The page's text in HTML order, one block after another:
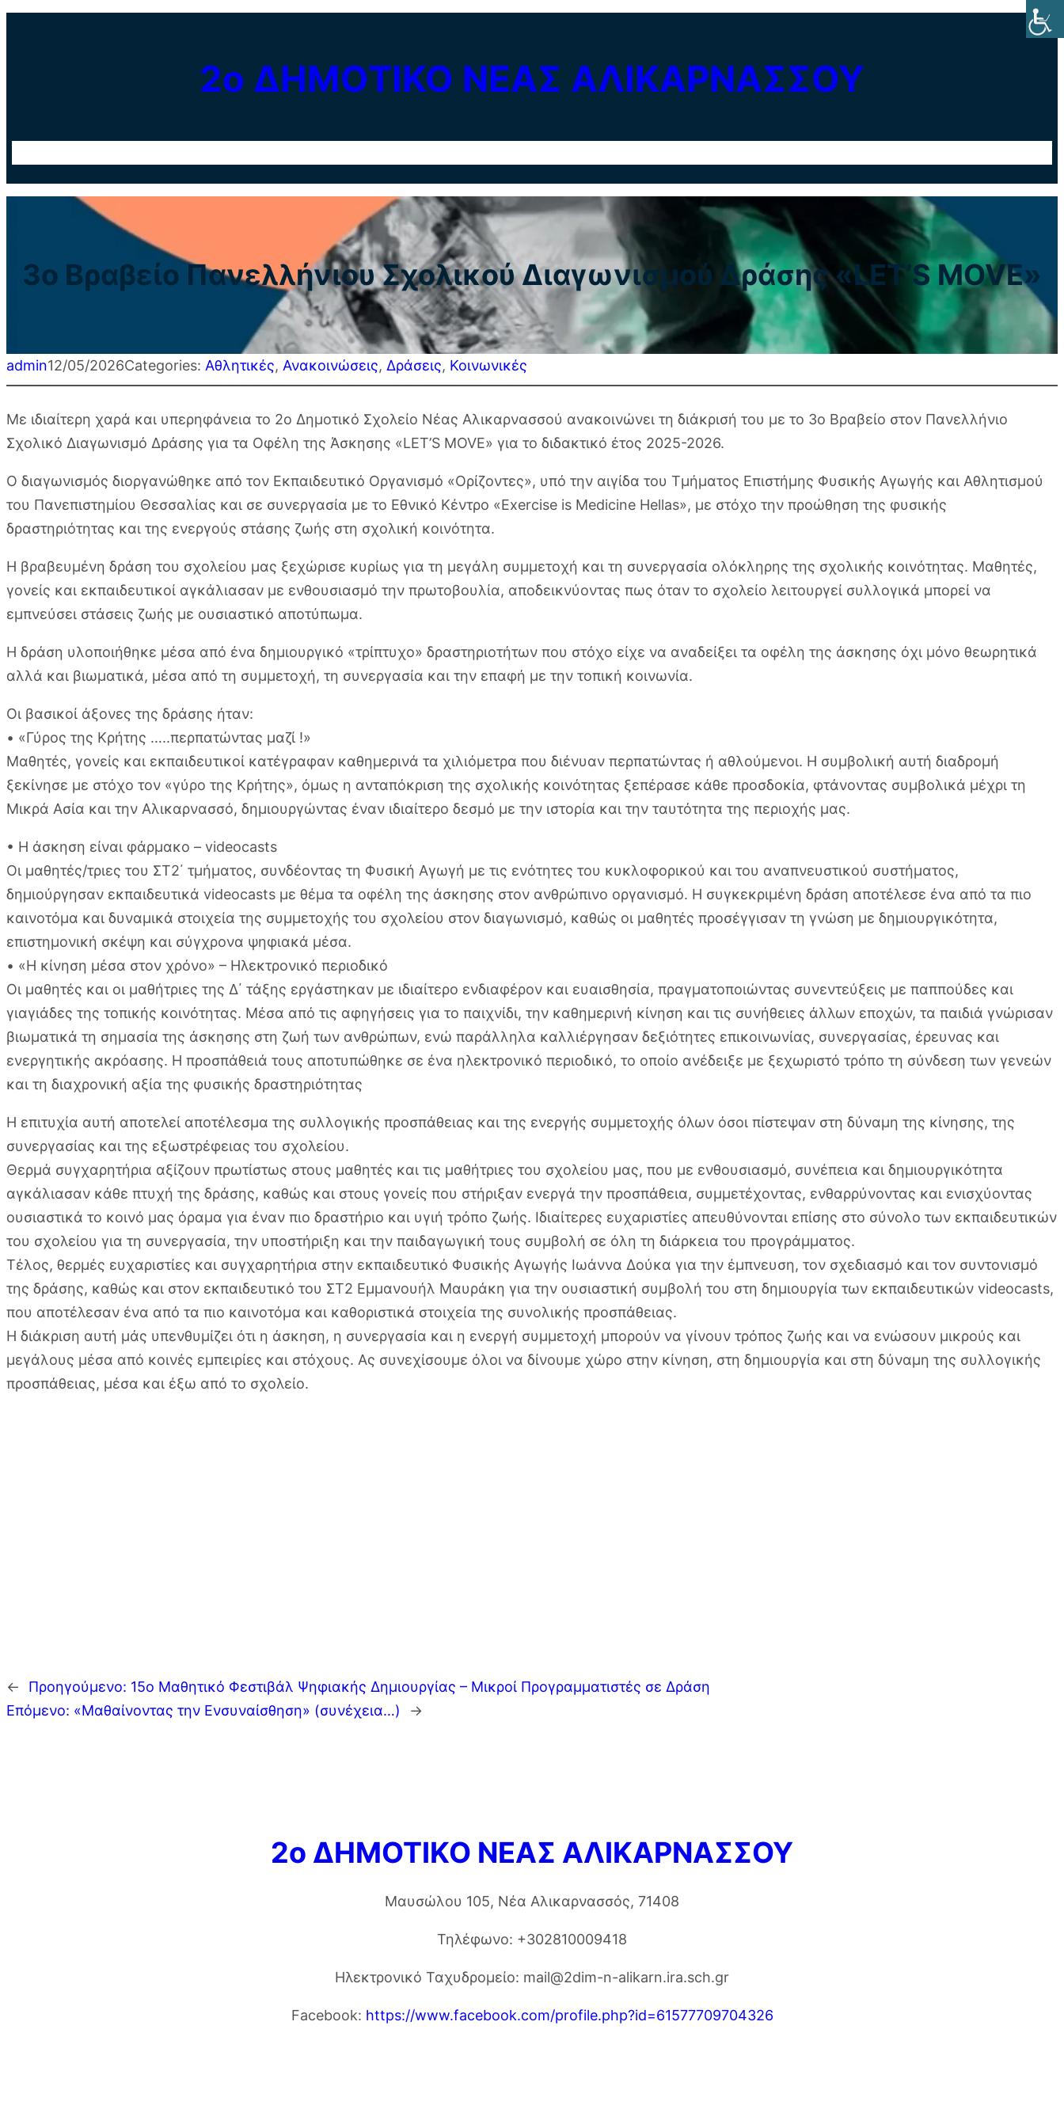
2ο ΔΗΜΟΤΙΚΟ ΝΕΑΣ ΑΛΙΚΑΡΝΑΣΣΟΥ
3ο Βραβείο Πανελλήνιου Σχολικού Διαγωνισμού Δράσης «LET’S MOVE»
admin12/05/2026Categories: Αθλητικές, Ανακοινώσεις, Δράσεις, Κοινωνικές
Με ιδιαίτερη χαρά και υπερηφάνεια το 2ο Δημοτικό Σχολείο Νέας Αλικαρνασσού ανακοινώνει τη διάκρισή του με το 3ο Βραβείο στον Πανελλήνιο
Σχολικό Διαγωνισμό Δράσης για τα Οφέλη της Άσκησης «LET’S MOVE» για το διδακτικό έτος 2025-2026.
Ο διαγωνισμός διοργανώθηκε από τον Εκπαιδευτικό Οργανισμό «Ορίζοντες», υπό την αιγίδα του Τμήματος Επιστήμης Φυσικής Αγωγής και Αθλητισμού
του Πανεπιστημίου Θεσσαλίας και σε συνεργασία με το Εθνικό Κέντρο «Exercise is Medicine Hellas», με στόχο την προώθηση της φυσικής
δραστηριότητας και της ενεργούς στάσης ζωής στη σχολική κοινότητα.
Η βραβευμένη δράση του σχολείου μας ξεχώρισε κυρίως για τη μεγάλη συμμετοχή και τη συνεργασία ολόκληρης της σχολικής κοινότητας. Μαθητές,
γονείς και εκπαιδευτικοί αγκάλιασαν με ενθουσιασμό την πρωτοβουλία, αποδεικνύοντας πως όταν το σχολείο λειτουργεί συλλογικά μπορεί να
εμπνεύσει στάσεις ζωής με ουσιαστικό αποτύπωμα.
Η δράση υλοποιήθηκε μέσα από ένα δημιουργικό «τρίπτυχο» δραστηριοτήτων που στόχο είχε να αναδείξει τα οφέλη της άσκησης όχι μόνο θεωρητικά
αλλά και βιωματικά, μέσα από τη συμμετοχή, τη συνεργασία και την επαφή με την τοπική κοινωνία.
Οι βασικοί άξονες της δράσης ήταν:
• «Γύρος της Κρήτης …..περπατώντας μαζί !»
Μαθητές, γονείς και εκπαιδευτικοί κατέγραφαν καθημερινά τα χιλιόμετρα που διένυαν περπατώντας ή αθλούμενοι. Η συμβολική αυτή διαδρομή
ξεκίνησε με στόχο τον «γύρο της Κρήτης», όμως η ανταπόκριση της σχολικής κοινότητας ξεπέρασε κάθε προσδοκία, φτάνοντας συμβολικά μέχρι τη
Μικρά Ασία και την Αλικαρνασσό, δημιουργώντας έναν ιδιαίτερο δεσμό με την ιστορία και την ταυτότητα της περιοχής μας.
• Η άσκηση είναι φάρμακο – videocasts
Οι μαθητές/τριες του ΣΤ2΄ τμήματος, συνδέοντας τη Φυσική Αγωγή με τις ενότητες του κυκλοφορικού και του αναπνευστικού συστήματος,
δημιούργησαν εκπαιδευτικά videocasts με θέμα τα οφέλη της άσκησης στον ανθρώπινο οργανισμό. Η συγκεκριμένη δράση αποτέλεσε ένα από τα πιο
καινοτόμα και δυναμικά στοιχεία της συμμετοχής του σχολείου στον διαγωνισμό, καθώς οι μαθητές προσέγγισαν τη γνώση με δημιουργικότητα,
επιστημονική σκέψη και σύγχρονα ψηφιακά μέσα.
• «Η κίνηση μέσα στον χρόνο» – Ηλεκτρονικό περιοδικό
Οι μαθητές και οι μαθήτριες της Δ΄ τάξης εργάστηκαν με ιδιαίτερο ενδιαφέρον και ευαισθησία, πραγματοποιώντας συνεντεύξεις με παππούδες και
γιαγιάδες της τοπικής κοινότητας. Μέσα από τις αφηγήσεις για το παιχνίδι, την καθημερινή κίνηση και τις συνήθειες άλλων εποχών, τα παιδιά γνώρισαν
βιωματικά τη σημασία της άσκησης στη ζωή των ανθρώπων, ενώ παράλληλα καλλιέργησαν δεξιότητες επικοινωνίας, συνεργασίας, έρευνας και
ενεργητικής ακρόασης. Η προσπάθειά τους αποτυπώθηκε σε ένα ηλεκτρονικό περιοδικό, το οποίο ανέδειξε με ξεχωριστό τρόπο τη σύνδεση των γενεών
και τη διαχρονική αξία της φυσικής δραστηριότητας
Η επιτυχία αυτή αποτελεί αποτέλεσμα της συλλογικής προσπάθειας και της ενεργής συμμετοχής όλων όσοι πίστεψαν στη δύναμη της κίνησης, της
συνεργασίας και της εξωστρέφειας του σχολείου.
Θερμά συγχαρητήρια αξίζουν πρωτίστως στους μαθητές και τις μαθήτριες του σχολείου μας, που με ενθουσιασμό, συνέπεια και δημιουργικότητα
αγκάλιασαν κάθε πτυχή της δράσης, καθώς και στους γονείς που στήριξαν ενεργά την προσπάθεια, συμμετέχοντας, ενθαρρύνοντας και ενισχύοντας
ουσιαστικά το κοινό μας όραμα για έναν πιο δραστήριο και υγιή τρόπο ζωής. Ιδιαίτερες ευχαριστίες απευθύνονται επίσης στο σύνολο των εκπαιδευτικών
του σχολείου για τη συνεργασία, την υποστήριξη και την παιδαγωγική τους συμβολή σε όλη τη διάρκεια του προγράμματος.
Τέλος, θερμές ευχαριστίες και συγχαρητήρια στην εκπαιδευτικό Φυσικής Αγωγής Ιωάννα Δούκα για την έμπνευση, τον σχεδιασμό και τον συντονισμό
της δράσης, καθώς και στον εκπαιδευτικό του ΣΤ2 Εμμανουήλ Μαυράκη για την ουσιαστική συμβολή του στη δημιουργία των εκπαιδευτικών videocasts,
που αποτέλεσαν ένα από τα πιο καινοτόμα και καθοριστικά στοιχεία της συνολικής προσπάθειας.
Η διάκριση αυτή μάς υπενθυμίζει ότι η άσκηση, η συνεργασία και η ενεργή συμμετοχή μπορούν να γίνουν τρόπος ζωής και να ενώσουν μικρούς και
μεγάλους μέσα από κοινές εμπειρίες και στόχους. Ας συνεχίσουμε όλοι να δίνουμε χώρο στην κίνηση, στη δημιουργία και στη δύναμη της συλλογικής
προσπάθειας, μέσα και έξω από το σχολείο.
← Προηγούμενο: 15ο Μαθητικό Φεστιβάλ Ψηφιακής Δημιουργίας – Μικροί Προγραμματιστές σε Δράση
Επόμενο: «Μαθαίνοντας την Ενσυναίσθηση» (συνέχεια…) →
2ο ΔΗΜΟΤΙΚΟ ΝΕΑΣ ΑΛΙΚΑΡΝΑΣΣΟΥ
Μαυσώλου 105, Νέα Αλικαρνασσός, 71408
Τηλέφωνο: +302810009418
Ηλεκτρονικό Ταχυδρομείο: mail@2dim-n-alikarn.ira.sch.gr
Facebook: https://www.facebook.com/profile.php?id=61577709704326